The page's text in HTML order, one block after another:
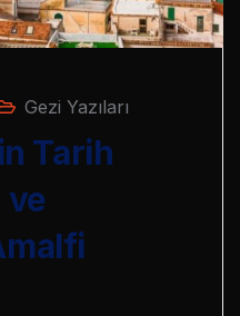
Gezi Yazıları
Tarih
ve